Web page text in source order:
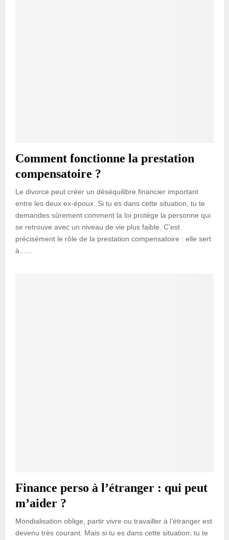
Comment fonctionne la prestation
compensatoire ?
Le divorce peut créer un déséquilibre financier important
entre les deux ex-époux. Si tu es dans cette situation, tu te
demandes sûrement comment la loi protège la personne qui
se retrouve avec un niveau de vie plus faible. C’est
précisément le rôle de la prestation compensatoire : elle sert
à......
Finance perso à l’étranger : qui peut
m’aider ?
Mondialisation oblige, partir vivre ou travailler à l’étranger est
devenu très courant. Mais si tu es dans cette situation, tu te